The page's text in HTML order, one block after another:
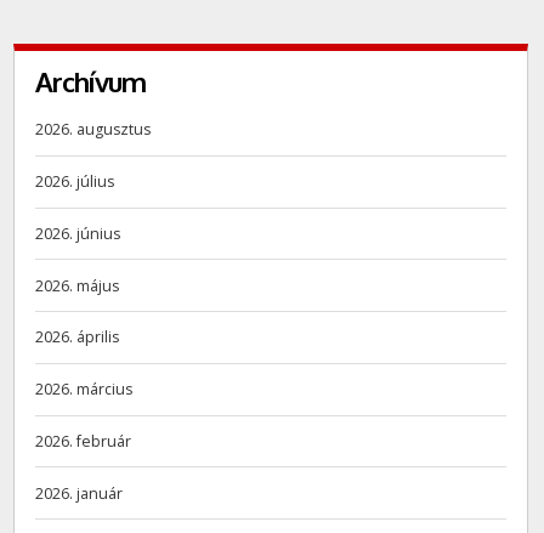
Archívum
2026. augusztus
2026. július
2026. június
2026. május
2026. április
2026. március
2026. február
2026. január